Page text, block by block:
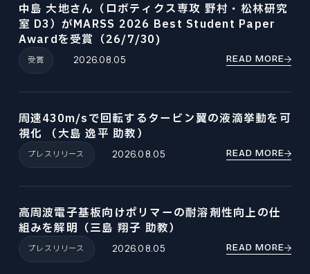
受賞 2026.08.05
中島 大地さん（ロボティクス専攻 野村・松林研究
室 D3）がMARSS 2026 Best Student Paper
Awardを受賞（26/7/30)
READ MORE
プレスリリース 2026.08.05
周速430m/sで回転するタービン翼の液滴挙動を可
視化 （大島 逸平 助教）
READ MORE
プレスリリース 2026.08.05
高周波電子基板向けポリマーの耐溶剤性向上の仕
組みを解明（三島 翔子 助教）
READ MORE